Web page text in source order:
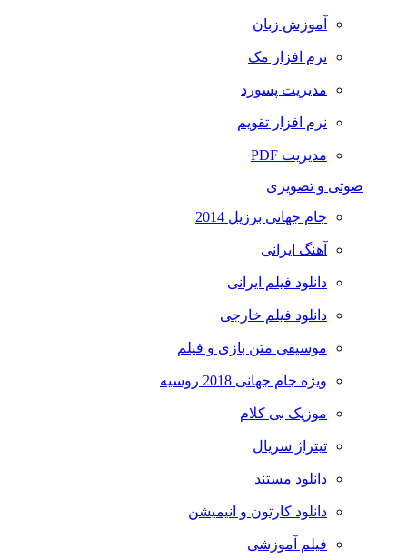
آموزش زبان
نرم افزار مک
مدیریت پسورد
نرم افزار تقویم
مدیریت PDF
صوتی و تصویری
جام جهانی برزیل 2014
آهنگ ایرانی
دانلود فیلم ایرانی
دانلود فیلم خارجی
موسیقی متن بازی و فیلم
ویژه جام جهانی 2018 روسیه
موزیک بی کلام
تیتراژ سریال
دانلود مستند
دانلود کارتون و انیمیشن
فیلم آموزشی